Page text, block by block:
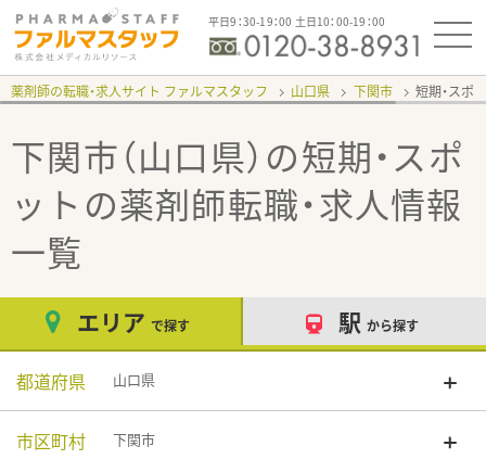
平日9：30-19：00 土日10：00-19：00
薬剤師の転職・求人サイト ファルマスタッフ 山口県 下関市 短期・スポ
下関市（山口県）の短期・スポ
ット の薬剤師転職・求人情報
一覧
エリア で探す 駅 から探す
都道府県 山口県
市区町村 下関市